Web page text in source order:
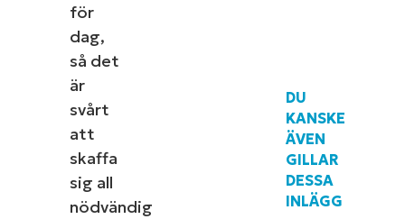
för
dag,
så det
är
svårt
att
skaffa
sig all
nödvändig
DU
KANSKE
ÄVEN
GILLAR
DESSA
INLÄGG
Company
Se NinjaOne
Bläddra bland våra on-demand-demonstrationer
uppgifter som hantering av enheter, patchning,